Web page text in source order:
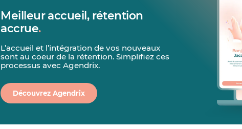
Meilleur accueil, rétention
accrue.
L’accueil et l’intégration de vos nouveaux
sont au coeur de la rétention. Simplifiez ces
processus avec Agendrix.
Découvrez Agendrix